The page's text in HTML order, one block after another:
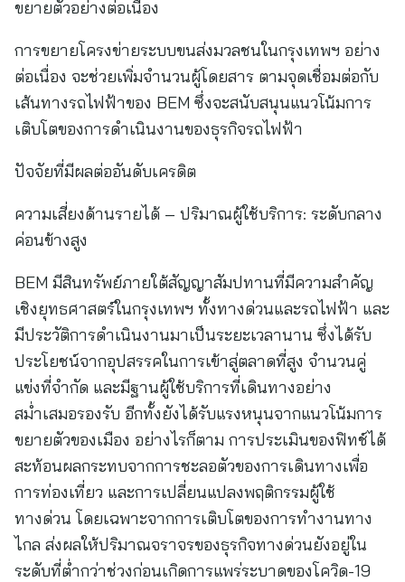
ขยายตัวอย่างต่อเนื่อง
การขยายโครงข่ายระบบขนส่งมวลชนในกรุงเทพฯ อย่าง
ต่อเนื่อง จะช่วยเพิ่มจำนวนผู้โดยสาร ตามจุดเชื่อมต่อกับ
เส้นทางรถไฟฟ้าของ BEM ซึ่งจะสนับสนุนแนวโน้มการ
เติบโตของการดำเนินงานของธุรกิจรถไฟฟ้า
ปัจจัยที่มีผลต่ออันดับเครดิต
ความเสี่ยงด้านรายได้ – ปริมาณผู้ใช้บริการ: ระดับกลาง
ค่อนข้างสูง
BEM มีสินทรัพย์ภายใต้สัญญาสัมปทานที่มีความสำคัญ
เชิงยุทธศาสตร์ในกรุงเทพฯ ทั้งทางด่วนและรถไฟฟ้า และ
มีประวัติการดำเนินงานมาเป็นระยะเวลานาน ซึ่งได้รับ
ประโยชน์จากอุปสรรคในการเข้าสู่ตลาดที่สูง จำนวนคู่
แข่งที่จำกัด และมีฐานผู้ใช้บริการที่เดินทางอย่าง
สม่ำเสมอรองรับ อีกทั้งยังได้รับแรงหนุนจากแนวโน้มการ
ขยายตัวของเมือง อย่างไรก็ตาม การประเมินของฟิทช์ได้
สะท้อนผลกระทบจากการชะลอตัวของการเดินทางเพื่อ
การท่องเที่ยว และการเปลี่ยนแปลงพฤติกรรมผู้ใช้
ทางด่วน โดยเฉพาะจากการเติบโตของการทำงานทาง
ไกล ส่งผลให้ปริมาณจราจรของธุรกิจทางด่วนยังอยู่ใน
ระดับที่ต่ำกว่าช่วงก่อนเกิดการแพร่ระบาดของโควิด-19